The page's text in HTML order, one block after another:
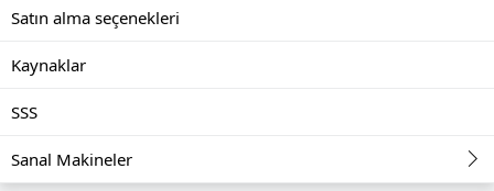
Satın alma seçenekleri
Kaynaklar
SSS
Sanal Makineler